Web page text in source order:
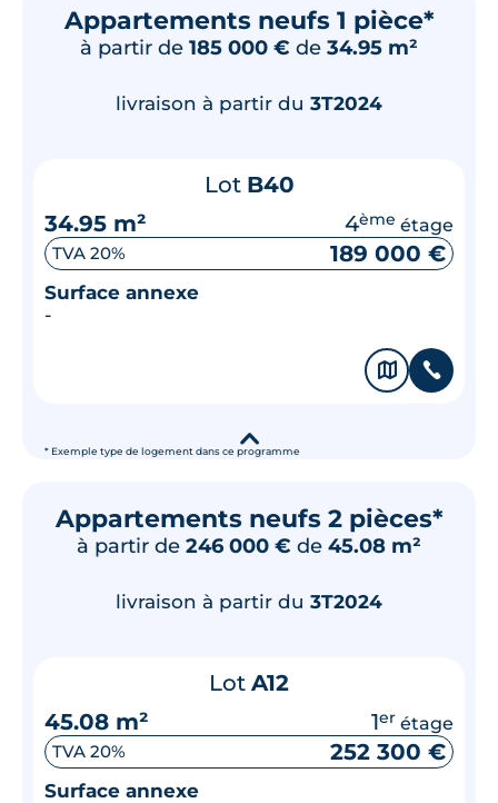
Appartements neufs 1 pièce*
à partir de 185 000 € de 34.95 m²
* Exemple type de logement dans ce programme
livraison à partir du 3T2024
Lot B40
34.95 m²
4ème étage
TVA 20% 189 000 €
Surface annexe
-
🗞 📞
▾
Appartements neufs 2 pièces*
à partir de 246 000 € de 45.08 m²
livraison à partir du 3T2024
Lot A12
45.08 m²
1er étage
TVA 20% 252 300 €
Surface annexe